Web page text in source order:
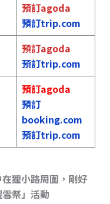
預訂agoda
預訂trip.com
預訂agoda
預訂trip.com
預訂agoda
預訂
booking.com
預訂trip.com
狸小路周圍，剛好
祭」活動